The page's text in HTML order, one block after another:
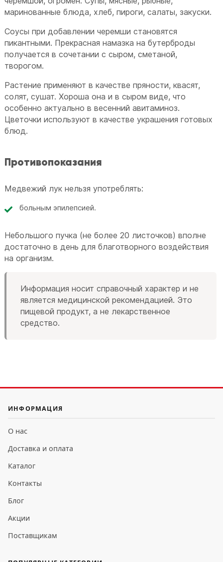
маринованные блюда, хлеб, пироги, салаты, закуски.
Соусы при добавлении черемши становятся
пикантными. Прекрасная намазка на бутерброды
получается в сочетании с сыром, сметаной,
творогом.
Растение применяют в качестве пряности, квасят,
солят, сушат. Хороша она и в сыром виде, что
особенно актуально в весенний авитаминоз.
Цветочки используют в качестве украшения готовых
блюд.
Противопоказания
Медвежий лук нельзя употреблять:
больным эпилепсией.
Небольшого пучка (не более 20 листочков) вполне
достаточно в день для благотворного воздействия
на организм.
Информация носит справочный характер и не
является медицинской рекомендацией. Это
пищевой продукт, а не лекарственное
средство.
ИНФОРМАЦИЯ
О нас
Доставка и оплата
Каталог
Контакты
Блог
Акции
Поставщикам